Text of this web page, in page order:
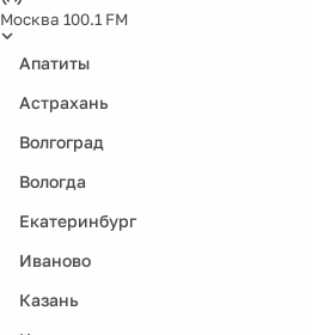
Москва 100.1 FM
Апатиты
Астрахань
Волгоград
Вологда
Екатеринбург
Иваново
Казань